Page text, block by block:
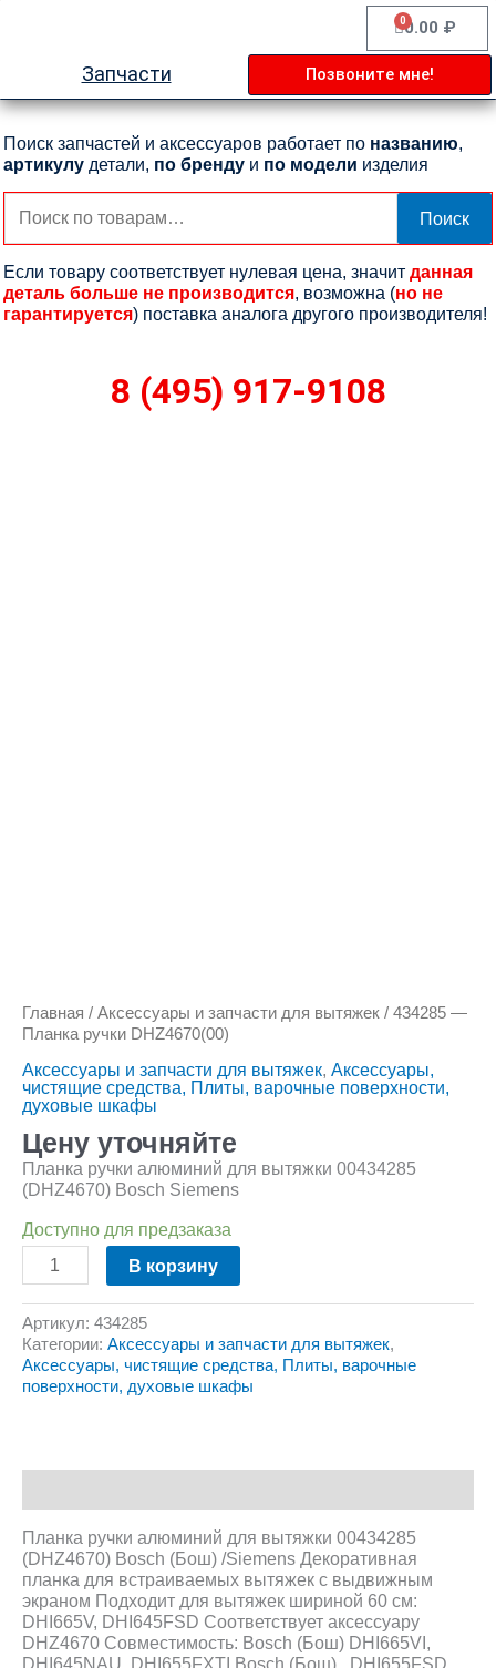
0.00 ₽
0
Cart
Запчасти Позвоните мне!
Поиск запчастей и аксессуаров работает по названию,
артикулу детали, по бренду и по модели изделия
Искать:
Поиск
Если товару соответствует нулевая цена, значит данная
деталь больше не производится, возможна (но не
гарантируется) поставка аналога другого производителя!
8 (495) 917-9108
Главная / Аксессуары и запчасти для вытяжек / 434285 —
Планка ручки DHZ4670(00)
Аксессуары и запчасти для вытяжек, Аксессуары,
чистящие средства, Плиты, варочные поверхности,
духовые шкафы
Цену уточняйте
Планка ручки алюминий для вытяжки 00434285
(DHZ4670) Bosch Siemens
Доступно для предзаказа
В корзину
Артикул: 434285
Категории: Аксессуары и запчасти для вытяжек,
Аксессуары, чистящие средства, Плиты, варочные
поверхности, духовые шкафы
Планка ручки алюминий для вытяжки 00434285
(DHZ4670) Bosch (Бош) /Siemens Декоративная
планка для встраиваемых вытяжек с выдвижным
экраном Подходит для вытяжек шириной 60 см:
DHI665V, DHI645FSD Соответствует аксессуару
DHZ4670 Совместимость: Bosch (Бош) DHI665VI,
DHI645NAU, DHI655FXTI Bosch (Бош) , DHI655FSD,